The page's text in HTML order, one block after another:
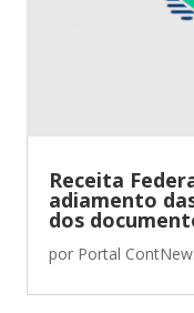
Receita
adiamento
dos
por Portal